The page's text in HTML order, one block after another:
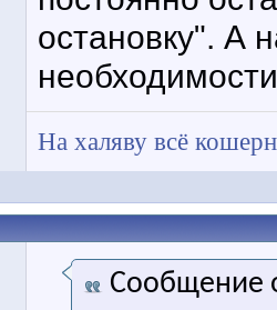
остановку". А
На халяву всё
Сообщение